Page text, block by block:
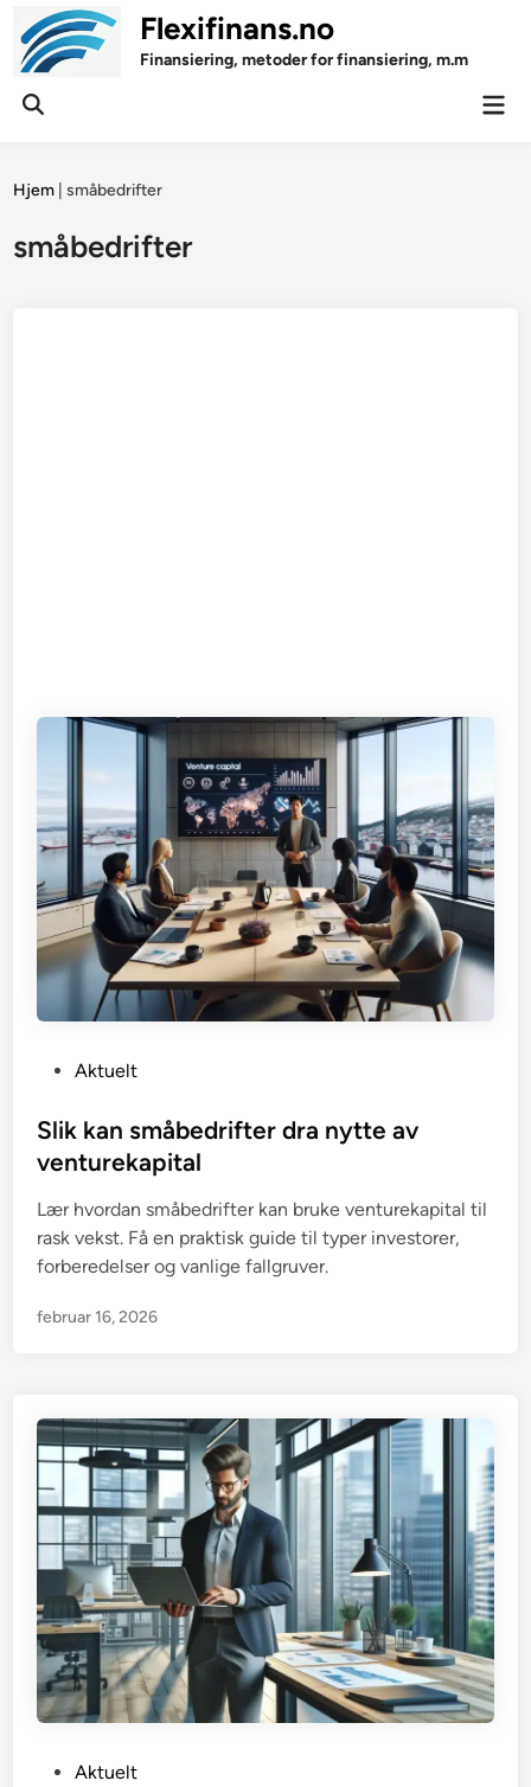
content
Flexifinans.no
Finansiering, metoder for finansiering, m.m
Open
Hjem |småbedrifter
småbedrifter
s
t
d
i
n
Aktuelt
Slik kan småbedrifter dra nytte av
venturekapital
Lær hvordan småbedrifter kan bruke venturekapital til
rask vekst. Få en praktisk guide til typer investorer,
forberedelser og vanlige fallgruver.
februar 16, 2026
Aktuelt